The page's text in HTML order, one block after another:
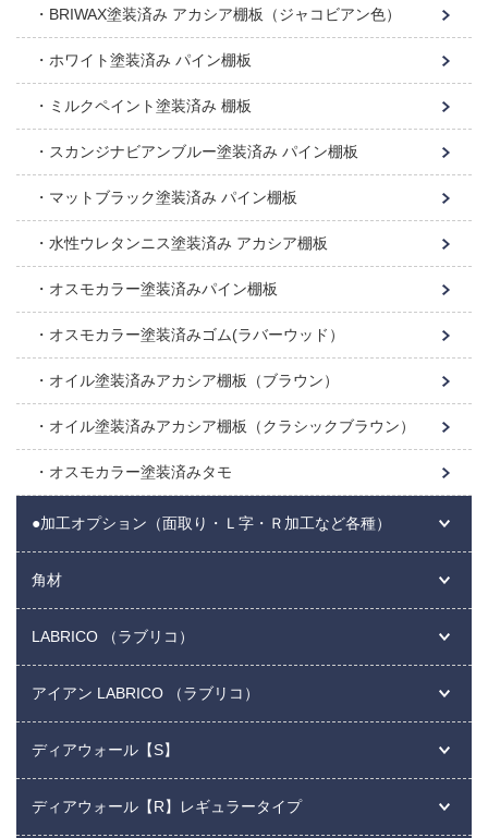
BRIWAX塗装済み アカシア棚板（ジャコビアン色）
ホワイト塗装済み パイン棚板
ミルクペイント塗装済み 棚板
スカンジナビアンブルー塗装済み パイン棚板
マットブラック塗装済み パイン棚板
水性ウレタンニス塗装済み アカシア棚板
オスモカラー塗装済みパイン棚板
オスモカラー塗装済みゴム(ラバーウッド）
オイル塗装済みアカシア棚板（ブラウン）
オイル塗装済みアカシア棚板（クラシックブラウン）
オスモカラー塗装済みタモ
●加工オプション（面取り・Ｌ字・Ｒ加工など各種）
角材
LABRICO （ラブリコ）
アイアン LABRICO （ラブリコ）
ディアウォール【S】
ディアウォール【R】レギュラータイプ